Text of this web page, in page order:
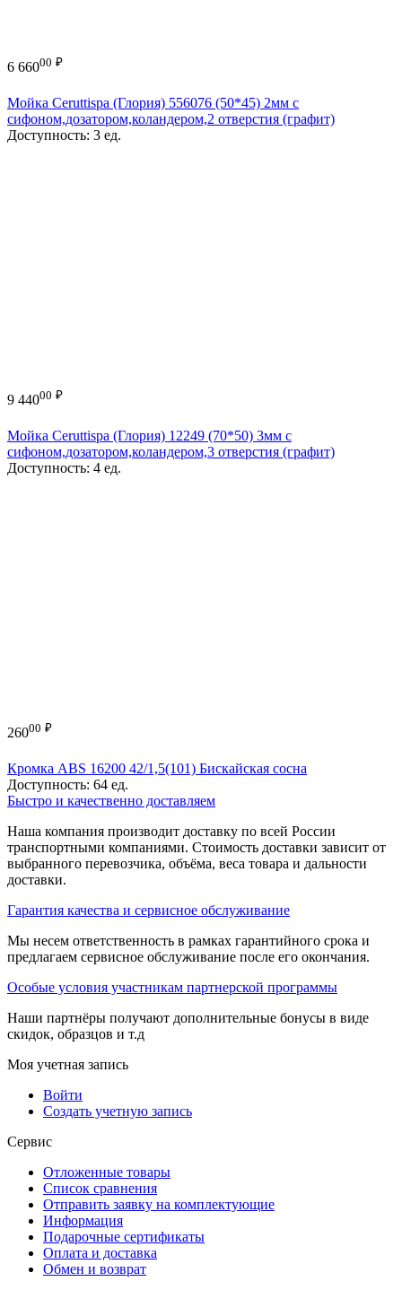
6 66000 ₽
Мойка Ceruttispa (Глория) 556076 (50*45) 2мм с
сифоном,дозатором,коландером,2 отверстия (графит)
Доступность: 3 ед.
9 44000 ₽
Мойка Ceruttispa (Глория) 12249 (70*50) 3мм с
сифоном,дозатором,коландером,3 отверстия (графит)
Доступность: 4 ед.
26000 ₽
Кромка ABS 16200 42/1,5(101) Бискайская сосна
Доступность: 64 ед.
Быстро и качественно доставляем
Наша компания производит доставку по всей России
транспортными компаниями. Стоимость доставки зависит от
выбранного перевозчика, объёма, веса товара и дальности
доставки.
Гарантия качества и сервисное обслуживание
Мы несем ответственность в рамках гарантийного срока и
предлагаем сервисное обслуживание после его окончания.
Особые условия участникам партнерской программы
Наши партнёры получают дополнительные бонусы в виде
скидок, образцов и т.д
Моя учетная запись
Войти
Создать учетную запись
Сервис
Отложенные товары
Список сравнения
Отправить заявку на комплектующие
Информация
Подарочные сертификаты
Оплата и доставка
Обмен и возврат